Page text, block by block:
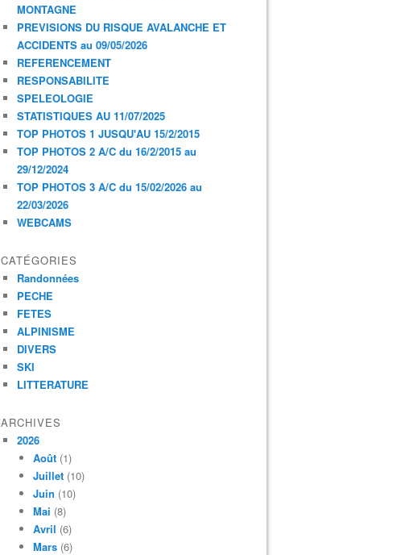
MONTAGNE
PREVISIONS DU RISQUE AVALANCHE ET
ACCIDENTS au 09/05/2026
REFERENCEMENT
RESPONSABILITE
SPELEOLOGIE
STATISTIQUES AU 11/07/2025
TOP PHOTOS 1 JUSQU'AU 15/2/2015
TOP PHOTOS 2 A/C du 16/2/2015 au
29/12/2024
TOP PHOTOS 3 A/C du 15/02/2026 au
22/03/2026
WEBCAMS
CATÉGORIES
Randonnées
PECHE
FETES
ALPINISME
DIVERS
SKI
LITTERATURE
ARCHIVES
2026
Août (1)
Juillet (10)
Juin (10)
Mai (8)
Avril (6)
Mars (6)